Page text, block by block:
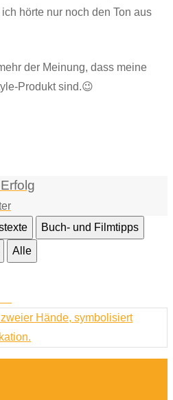
hörte nur noch den Ton aus
der Meinung, dass meine
Produkt sind.😉
Buch- und Filmtipps
Alle